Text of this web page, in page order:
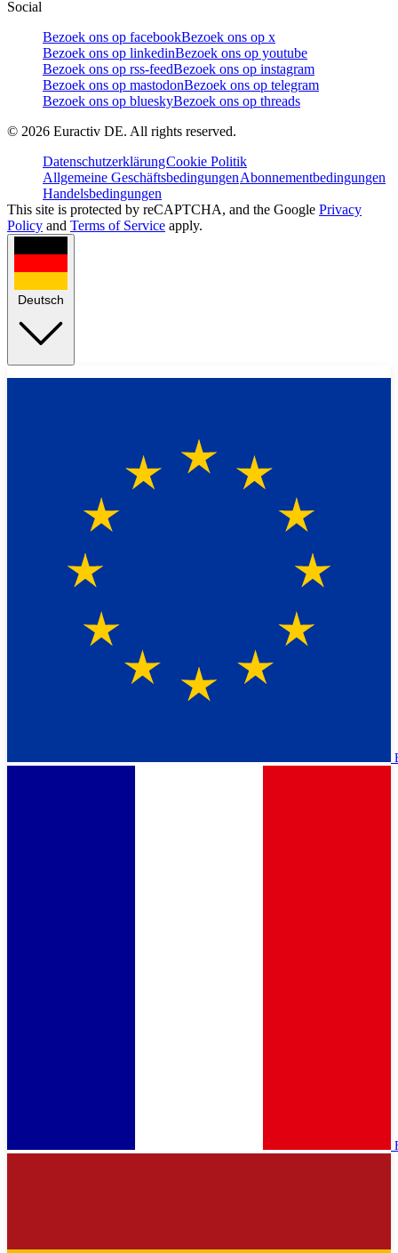
Social
Bezoek ons op facebookBezoek ons op x
Bezoek ons op linkedinBezoek ons op youtube
Bezoek ons op rss-feedBezoek ons op instagram
Bezoek ons op mastodonBezoek ons op telegram
Bezoek ons op blueskyBezoek ons op threads
© 2026 Euractiv DE. All rights reserved.
DatenschutzerklärungCookie Politik
Allgemeine GeschäftsbedingungenAbonnementbedingungen
Handelsbedingungen
This site is protected by reCAPTCHA, and the Google Privacy
Policy and Terms of Service apply.
Deutsch